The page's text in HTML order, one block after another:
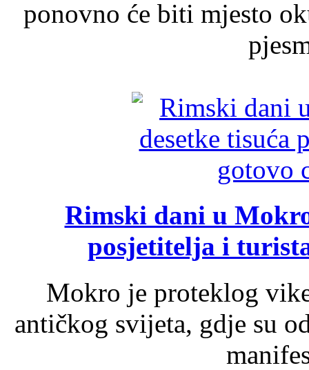
ponovno će biti mjesto
Rimski dani u
posjetitelja i
Mokro je proteklog
antičkog svijeta, gdje su